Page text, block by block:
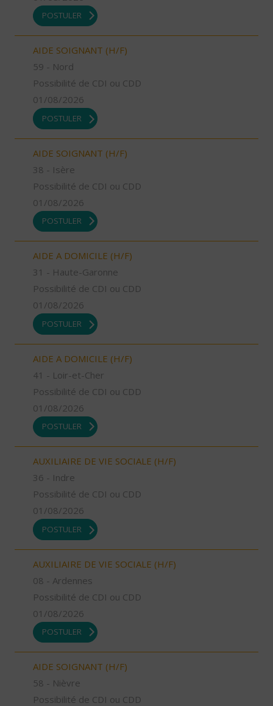
POSTULER
AIDE SOIGNANT (H/F)
59 - Nord
Possibilité de CDI ou CDD
01/08/2026
POSTULER
AIDE SOIGNANT (H/F)
38 - Isère
Possibilité de CDI ou CDD
01/08/2026
POSTULER
AIDE A DOMICILE (H/F)
31 - Haute-Garonne
Possibilité de CDI ou CDD
01/08/2026
POSTULER
AIDE A DOMICILE (H/F)
41 - Loir-et-Cher
Possibilité de CDI ou CDD
01/08/2026
POSTULER
AUXILIAIRE DE VIE SOCIALE (H/F)
36 - Indre
Possibilité de CDI ou CDD
01/08/2026
POSTULER
AUXILIAIRE DE VIE SOCIALE (H/F)
08 - Ardennes
Possibilité de CDI ou CDD
01/08/2026
POSTULER
AIDE SOIGNANT (H/F)
58 - Nièvre
Possibilité de CDI ou CDD